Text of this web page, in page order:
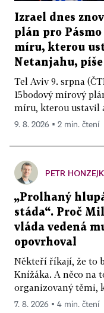
Izrael dnes
plán pro Pásmo
míru, kterou
Netanjahu, píše
Tel Aviv 9. srpna
15bodový mírový
míru, kterou ustavil
9. 8. 2026 ▪ 2 min. čtení
PETR HONZEJK
„Prolhaný
stáda“. Proč
vláda vedená
opovrhoval
Někteří říkají, že to
Knížáka. A něco na
organizovaný těmi,
7. 8. 2026 ▪ 4 min. čtení